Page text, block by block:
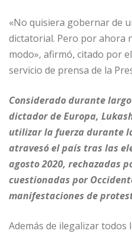
«No quisiera gobernar de
dictatorial. Pero por ahora
modo», afirmó, citado por
servicio de prensa de la
Considerado durante
dictador de Europa,
utilizar la fuerza durante
atravesó el país tras las
agosto 2020, rechazadas
cuestionadas por
manifestaciones de
Además de ilegalizar